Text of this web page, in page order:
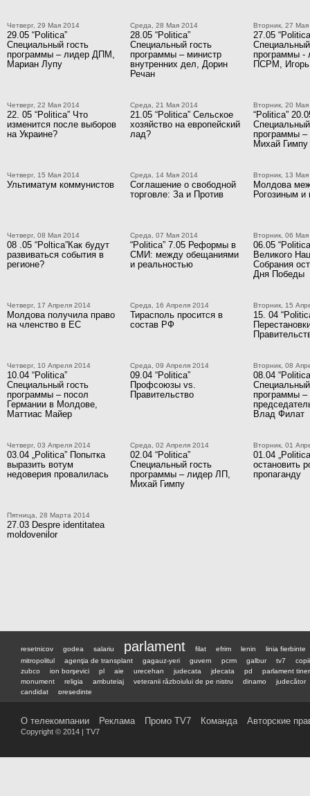
Четверг, 29 Мая 2014
29.05 “Politica”
Специальный гость
программы – лидер ДПМ,
Мариан Лупу
Среда, 28 Мая 2014
28.05 “Politica”
Специальный гость
программы – министр
внутренних дел, Дорин
Речан
Вторник, 27
27.05
Специальный
программы -
ПСРМ,
Четверг, 22 Мая 2014
22. 05 “Politica” Что
изменится после выборов
на Украине?
Среда, 21 Мая 2014
21.05 “Politica” Сельское
хозяйство на европейский
лад?
Вторник, 20
“Politica”
Специальный
программы
Михай Гимпу
Четверг, 15 Мая 2014
Ультиматум коммунистов
Среда, 14 Мая 2014
Соглашение о свободной
торговле: За и Против
Вторник, 13
Молдова
Рогозиным
Четверг, 08 Мая 2014
08 .05 “Poltica”Как будут
развиваться события в
регионе?
Среда, 07 Мая 2014
“Politica” 7.05 Реформы в
СМИ: между обещаниями
и реальностью
Вторник, 06
06.05
Великого
Собрания
Дня Победы
Четверг, 17 Апреля 2014
Молдова получила право
на членство в ЕС
Среда, 16 Апреля 2014
Тирасполь просится в
состав РФ
Вторник, 15
15. 04
Четверг, 10 Апреля 2014
10.04 “Politica”
Специальный гость
программы – посол
Германии в Молдове,
Маттиас Майер
Среда, 09 Апреля 2014
09.04 “Politica”
Профсоюзы vs.
Правительство
Вторник, 08
08.04
Специальный
программы –
Влад Филат
Четверг, 03 Апреля 2014
03.04 „Politica” Попытка
выразить вотум
недоверия провалилась
Среда, 02 Апреля 2014
02.04 “Politica”
Специальный гость
программы – лидер ЛП,
Михай Гимпу
Вторник, 01
01.04
остановить
пропаганду
Пятница, 28 Марта 2014
27.03 Despre identitatea
moldovenilor
resetnicov godea salariu parlament filat efrim lenin
linia fierbinte
mitropolitul
agenţia de transplant gagauz-yeri guvern pcrm galbur tv7
copii
zubco
ion borşevici pl aie urecehan judecata jdecata pd
parlament
monument
religia ambuteiaj veteranii războiului de pe nistru dinamo
judecător
candidat
preşedinte
О телекомпании Реклама Промо TV7 Команда Авторские
Copyright © 2014 | TV7